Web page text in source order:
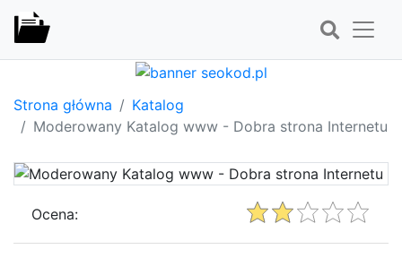
Strona główna
Katalog
Moderowany Katalog www - Dobra strona Internetu
Ocena: